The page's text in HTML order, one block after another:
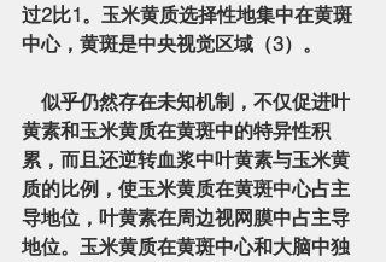
过2比1。玉米黄质选择性地集中在黄斑
中心，黄斑是中央视觉区域（3）。
黄素和玉米黄质在黄斑中的特异性积
累，而且还逆转血浆中叶黄素与玉米黄
质的比例，使玉米黄质在黄斑中心占主
导地位，叶黄素在周边视网膜中占主导
地位。玉米黄质在黄斑中心和大脑中独